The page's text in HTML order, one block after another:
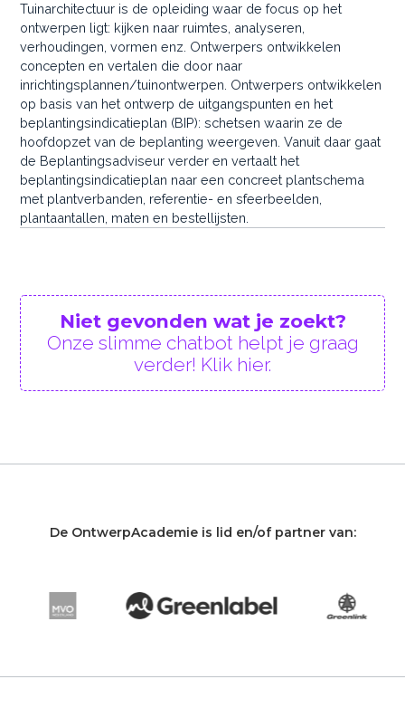
Tuinarchitectuur is de opleiding waar de focus op het
ontwerpen ligt: kijken naar ruimtes, analyseren,
verhoudingen, vormen enz. Ontwerpers ontwikkelen
concepten en vertalen die door naar
inrichtingsplannen/tuinontwerpen. Ontwerpers ontwikkelen
op basis van het ontwerp de uitgangspunten en het
beplantingsindicatieplan (BIP): schetsen waarin ze de
hoofdopzet van de beplanting weergeven. Vanuit daar gaat
de Beplantingsadviseur verder en vertaalt het
beplantingsindicatieplan naar een concreet plantschema
met plantverbanden, referentie- en sfeerbeelden,
plantaantallen, maten en bestellijsten.
Niet gevonden wat je zoekt?
Onze slimme chatbot helpt je graag
verder! Klik hier.
De OntwerpAcademie is lid en/of partner van: